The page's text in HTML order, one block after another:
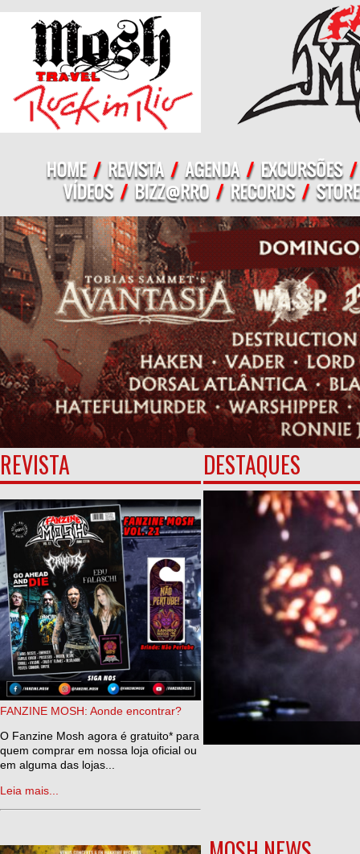
REVISTA
FANZINE MOSH: Aonde encontrar?
O Fanzine Mosh agora é gratuito* para
quem comprar em nossa loja oficial ou
em alguma das lojas...
Leia mais...
DESTAQUES